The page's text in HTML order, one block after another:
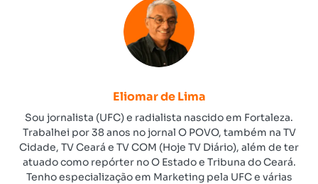
Eliomar de Lima
Sou jornalista (UFC) e radialista nascido em Fortaleza.
Trabalhei por 38 anos no jornal O POVO, também na TV
Cidade, TV Ceará e TV COM (Hoje TV Diário), além de ter
atuado como repórter no O Estado e Tribuna do Ceará.
Tenho especialização em Marketing pela UFC e várias